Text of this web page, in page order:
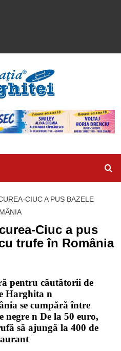
CIUC A PUS BAZELE
Ciuc a pus
trufe în România
pentru căutătorii de
Harghita n
se cumpără între
negre n De la 50 euro,
să ajungă la 400 de